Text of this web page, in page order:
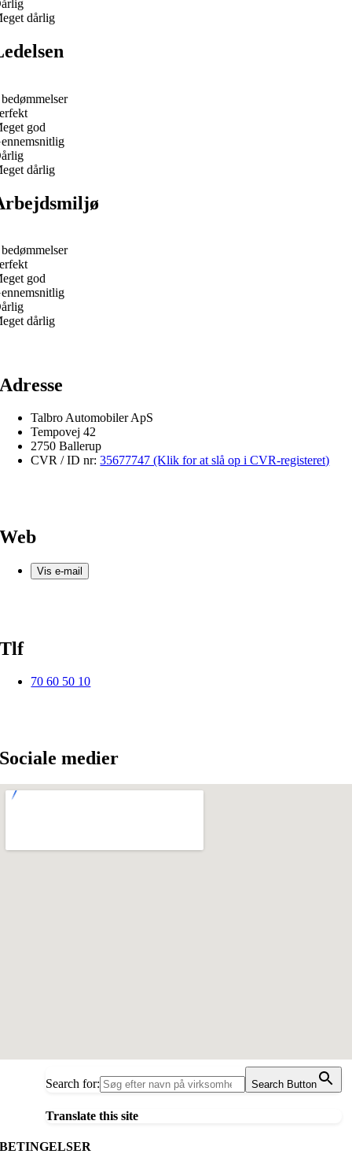
dårlig
god
dårlig
god
dårlig
Adresse
Talbro Automobiler ApS
Tempovej 42
2750 Ballerup
CVR / ID nr:35677747 (Klik for at slå op i CVR-registeret)
Web
Vis e-mail
Tlf
70 60 50 10
Sociale medier
Search for: Search Button
Translate this site
BETINGELSER